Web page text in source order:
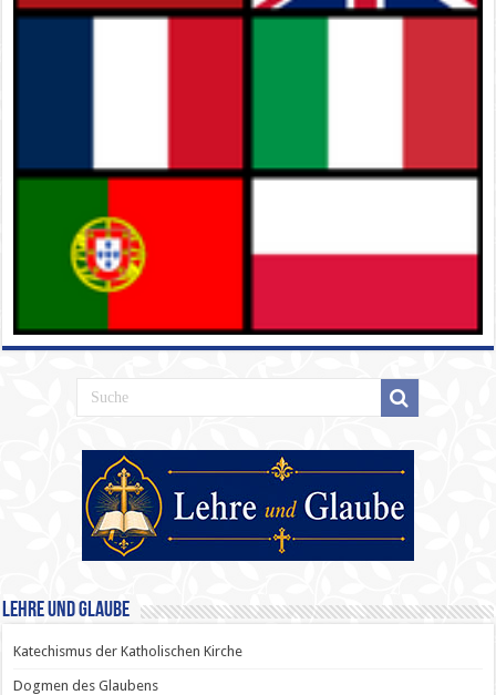
Lehre und Glaube
Katechismus der Katholischen Kirche
Dogmen des Glaubens